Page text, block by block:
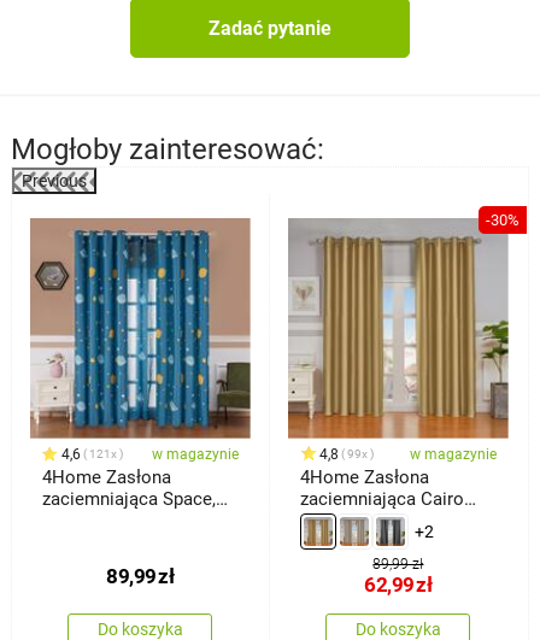
Zadać pytanie
Mogłoby zainteresować:
Previous
4,6 121x w magazynie
4Home Zasłona
zaciemniająca Space,
89,99zł
Do koszyka
-30%
4,8 99x w magazynie
4Home Zasłona
zaciemniająca Cairo
złoty, 150 x 250 cm
+2
89,99 zł
62,99zł
Do koszyka